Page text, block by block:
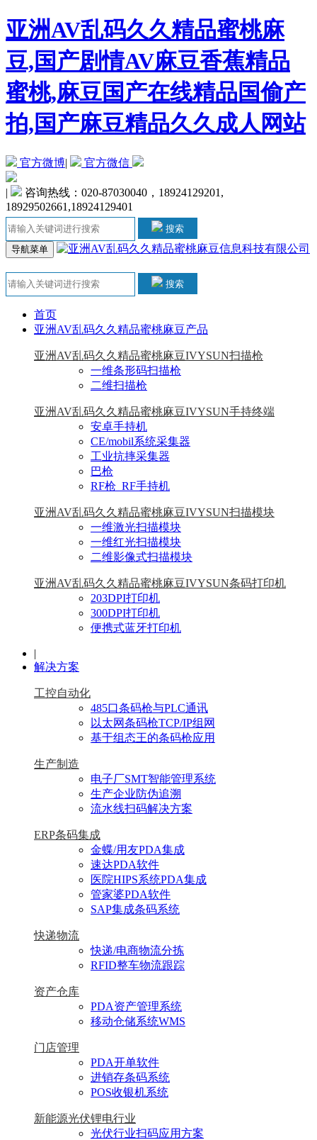
亚洲AV乱码久久精品蜜桃麻
豆,国产剧情AV麻豆香蕉精品
蜜桃,麻豆国产在线精品国偷产
拍,国产麻豆精品久久成人网站
官方微博| 官方微信
|
咨询热线：020-87030040，18924129201,
18929502661,18924129401
搜索
导航菜单
搜索
首页
亚洲AV乱码久久精品蜜桃麻豆产品
亚洲AV乱码久久精品蜜桃麻豆IVYSUN扫描枪
一维条形码扫描枪
二维扫描枪
亚洲AV乱码久久精品蜜桃麻豆IVYSUN手持终端
安卓手持机
CE/mobil系统采集器
工业抗摔采集器
巴枪
RF枪_RF手持机
亚洲AV乱码久久精品蜜桃麻豆IVYSUN扫描模块
一维激光扫描模块
一维红光扫描模块
二维影像式扫描模块
亚洲AV乱码久久精品蜜桃麻豆IVYSUN条码打印机
203DPI打印机
300DPI打印机
便携式蓝牙打印机
|
解决方案
工控自动化
485口条码枪与PLC通讯
以太网条码枪TCP/IP组网
基于组态王的条码枪应用
生产制造
电子厂SMT智能管理系统
生产企业防伪追溯
流水线扫码解决方案
ERP条码集成
金蝶/用友PDA集成
速达PDA软件
医院HIPS系统PDA集成
管家婆PDA软件
SAP集成条码系统
快递物流
快递/电商物流分拣
RFID整车物流跟踪
资产仓库
PDA资产管理系统
移动仓储系统WMS
门店管理
PDA开单软件
进销存条码系统
POS收银机系统
新能源光伏锂电行业
光伏行业扫码应用方案